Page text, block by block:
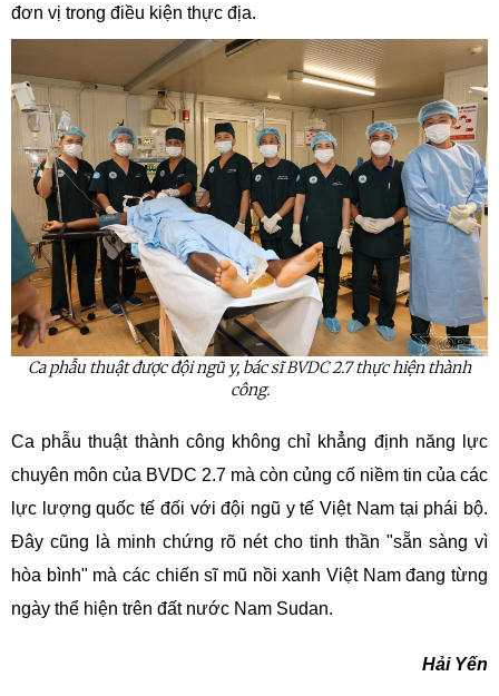
đơn vị trong điều kiện thực địa.
Ca phẫu thuật được đội ngũ y, bác sĩ BVDC 2.7 thực hiện thành
công.
Ca phẫu thuật thành công không chỉ khẳng định năng lực
chuyên môn của BVDC 2.7 mà còn củng cố niềm tin của các
lực lượng quốc tế đối với đội ngũ y tế Việt Nam tại phái bộ.
Đây cũng là minh chứng rõ nét cho tinh thần "sẵn sàng vì
hòa bình" mà các chiến sĩ mũ nồi xanh Việt Nam đang từng
ngày thể hiện trên đất nước Nam Sudan.
Hải Yến